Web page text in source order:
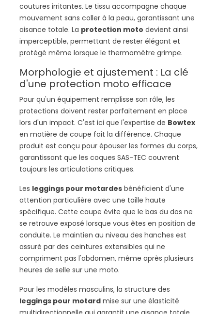
coutures irritantes. Le tissu accompagne chaque
mouvement sans coller à la peau, garantissant une
aisance totale. La protection moto devient ainsi
imperceptible, permettant de rester élégant et
protégé même lorsque le thermomètre grimpe.
Morphologie et ajustement : La clé
d'une protection moto efficace
Pour qu'un équipement remplisse son rôle, les
protections doivent rester parfaitement en place
lors d'un impact. C'est ici que l'expertise de Bowtex
en matière de coupe fait la différence. Chaque
produit est conçu pour épouser les formes du corps,
garantissant que les coques SAS-TEC couvrent
toujours les articulations critiques.
Les leggings pour motardes bénéficient d'une
attention particulière avec une taille haute
spécifique. Cette coupe évite que le bas du dos ne
se retrouve exposé lorsque vous êtes en position de
conduite. Le maintien au niveau des hanches est
assuré par des ceintures extensibles qui ne
compriment pas l'abdomen, même après plusieurs
heures de selle sur une moto.
Pour les modèles masculins, la structure des
leggings pour motard mise sur une élasticité